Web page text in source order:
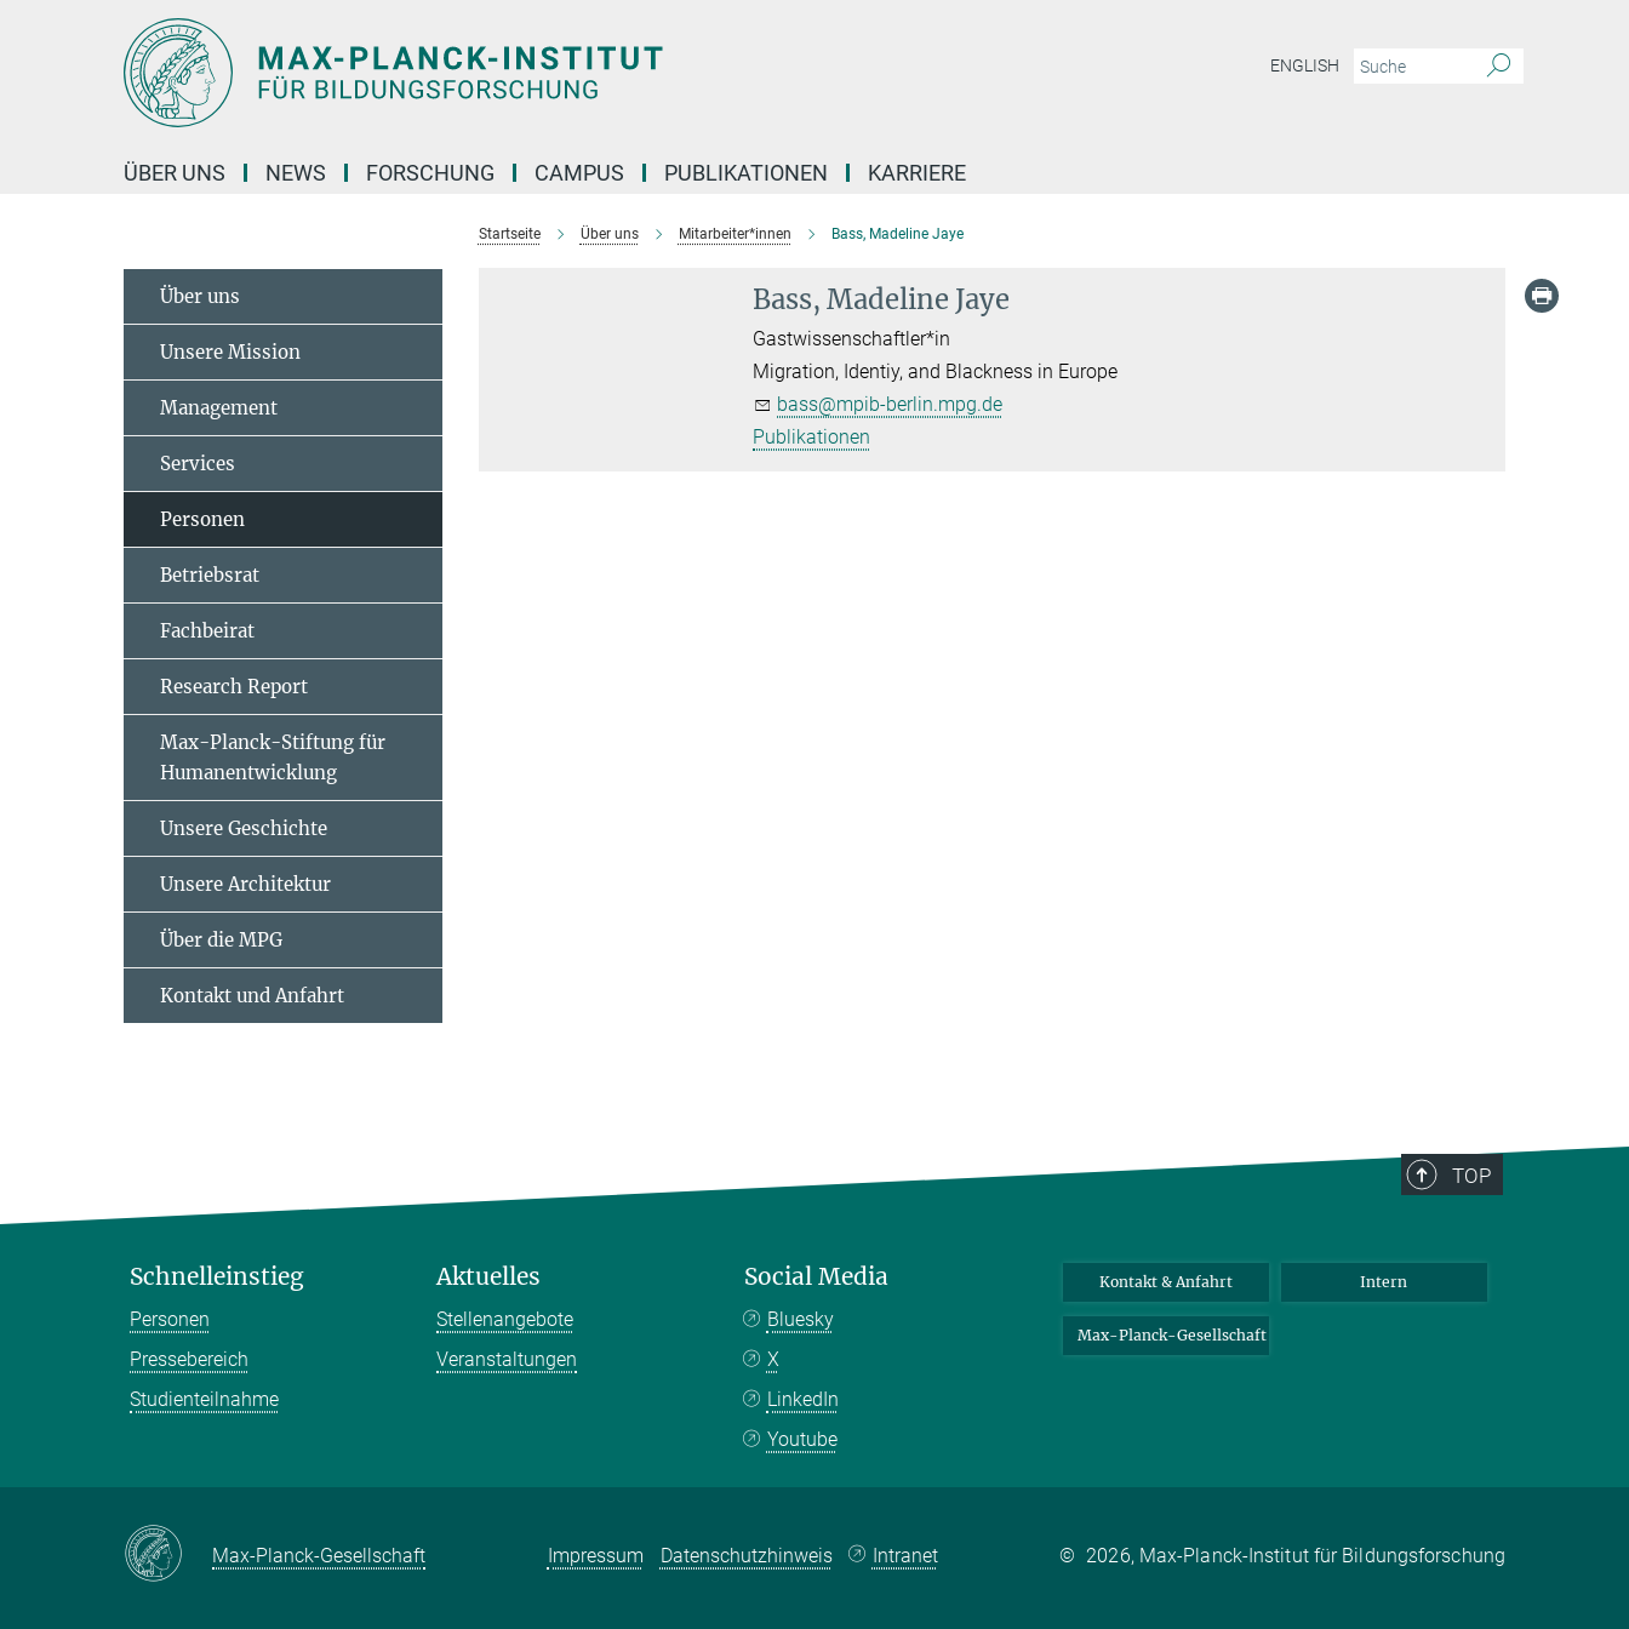
ENGLISH
ÜBER UNS NEWS FORSCHUNG CAMPUS PUBLIKATIONEN KARRIERE
Startseite Über uns Mitarbeiter*innen Bass, Madeline Jaye
Bass, Madeline Jaye
Gastwissenschaftler*in
Migration, Identiy, and Blackness in Europe
bass@mpib-berlin.mpg.de
Publikationen
Über uns
Unsere Mission
Management
Services
Personen
Betriebsrat
Fachbeirat
Research Report
Max-Planck-Stiftung für
Humanentwicklung
Unsere Geschichte
Unsere Architektur
Über die MPG
Kontakt und Anfahrt
TOP
Schnelleinstieg
Personen
Pressebereich
Studienteilnahme
Aktuelles
Stellenangebote
Veranstaltungen
Social Media
Bluesky
X
LinkedIn
Youtube
Kontakt & Anfahrt Intern
Max-Planck-Gesellschaft
Max-Planck-Gesellschaft Impressum Datenschutzhinweis Intranet © 2026, Max-Planck-Institut für Bildungsforschung